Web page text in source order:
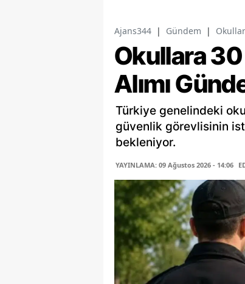
Ajans344 | Gündem |
Okullara
Alımı
Türkiye genelindeki
güvenlik görevlisinin
bekleniyor.
YAYINLAMA: 09 Ağustos 2026 - 14:06